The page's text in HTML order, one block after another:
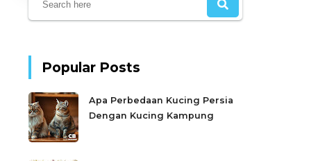
Popular Posts
Apa Perbedaan Kucing Persia
Dengan Kucing Kampung